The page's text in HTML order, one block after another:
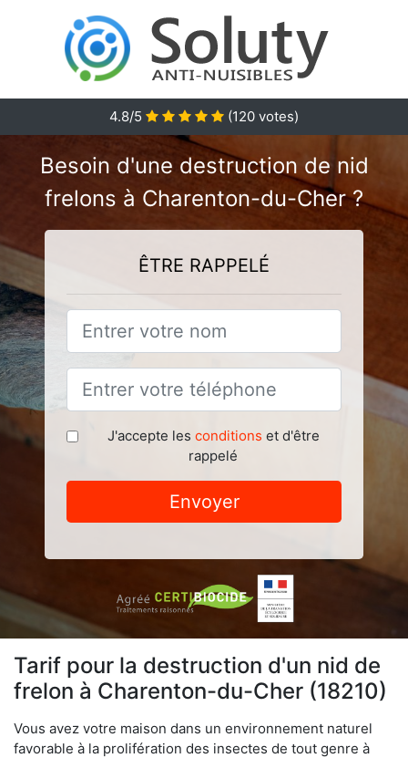
4.8/5 (120 votes)
Besoin d'une destruction de nid
frelons à Charenton-du-Cher ?
ÊTRE RAPPELÉ
J'accepte les conditions et d'être
rappelé
Envoyer
Tarif pour la destruction d'un nid de
frelon à Charenton-du-Cher (18210)
Vous avez votre maison dans un environnement naturel
favorable à la prolifération des insectes de tout genre à